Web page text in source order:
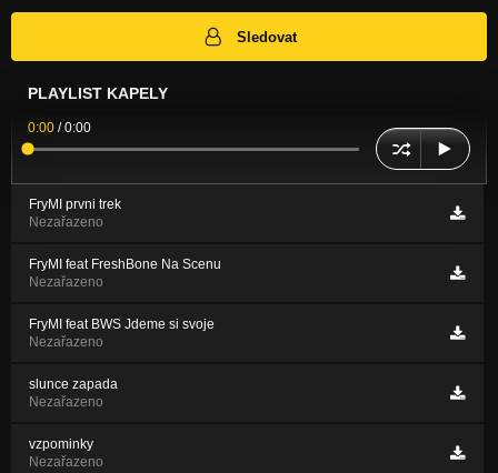
Sledovat
PLAYLIST KAPELY
0:00 /0:00
FryMI prvni trek
Nezařazeno
FryMI feat FreshBone Na Scenu
Nezařazeno
FryMI feat BWS Jdeme si svoje
Nezařazeno
slunce zapada
Nezařazeno
vzpominky
Nezařazeno